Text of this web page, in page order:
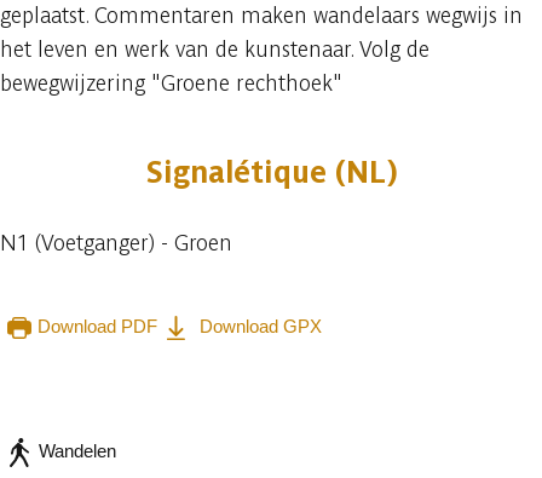
geplaatst. Commentaren maken wandelaars wegwijs in
het leven en werk van de kunstenaar. Volg de
bewegwijzering "Groene rechthoek"
Signalétique (NL)
N1 (Voetganger) - Groen
Download PDF
Download GPX
Wandelen